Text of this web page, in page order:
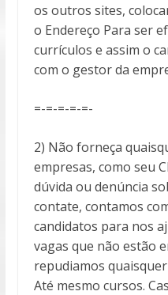
os outros sites,
o Endereço Para ser
currículos e assim o
com o gestor da
=-=-=-=-=-
2) Não forneça
empresas, como seu
dúvida ou denúncia
contate, contamos
candidatos para nos
vagas que não estão
repudiamos
Até mesmo cursos.